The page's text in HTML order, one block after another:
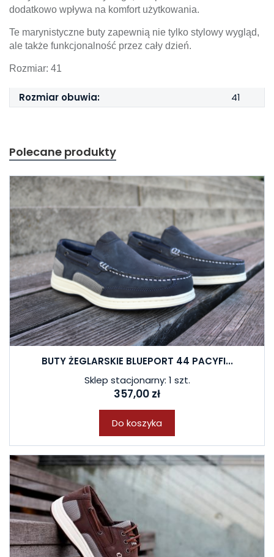
dodatkowo wpływa na komfort użytkowania.
Te marynistyczne buty zapewnią nie tylko stylowy wygląd,
ale także funkcjonalność przez cały dzień.
Rozmiar: 41
Rozmiar obuwia: 41
Polecane produkty
BUTY ŻEGLARSKIE BLUEPORT 44 PACYFI...
Sklep stacjonarny: 1 szt.
357,00 zł
Do koszyka